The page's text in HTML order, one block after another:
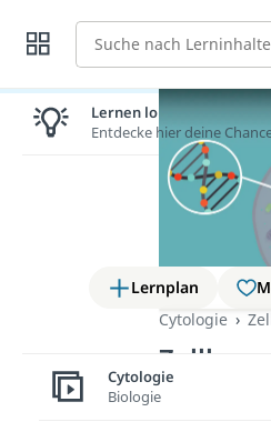
Suche
Lernplan
Cytologie
Zellkern
Weitere
Lernen lohnt sich!
Entdecke hier deine
Cytologie
Biologie